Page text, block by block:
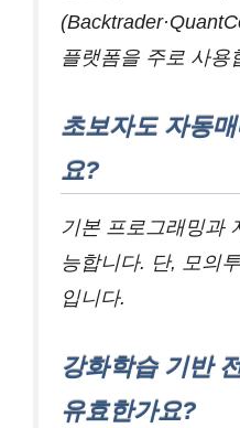
플랫폼을 주로 사용
초보자도 자동
요?
기본 프로그래밍과
능합니다. 단, 모의
입니다.
강화학습 기반
유효한가요?